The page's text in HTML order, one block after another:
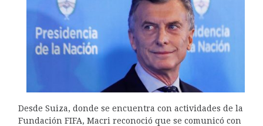
Desde Suiza, donde se encuentra con actividades de la
Fundación FIFA, Macri reconoció que se comunicó con